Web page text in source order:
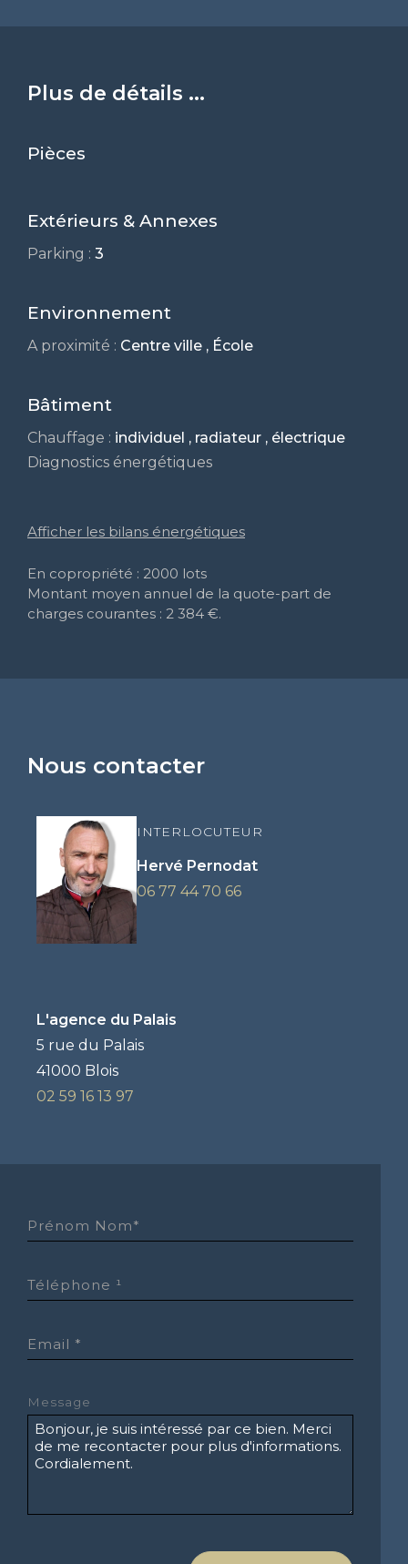
Plus de détails ...
Pièces
Extérieurs & Annexes
Parking : 3
Environnement
A proximité : Centre ville , École
Bâtiment
Chauffage : individuel , radiateur , électrique
Diagnostics énergétiques
Afficher les bilans énergétiques
En copropriété : 2000 lots
Montant moyen annuel de la quote-part de
charges courantes : 2 384 €.
Nous contacter
INTERLOCUTEUR
Hervé Pernodat
06 77 44 70 66
L'agence du Palais
5 rue du Palais
41000 Blois
02 59 16 13 97
Prénom Nom*
Téléphone ¹
Email *
Message